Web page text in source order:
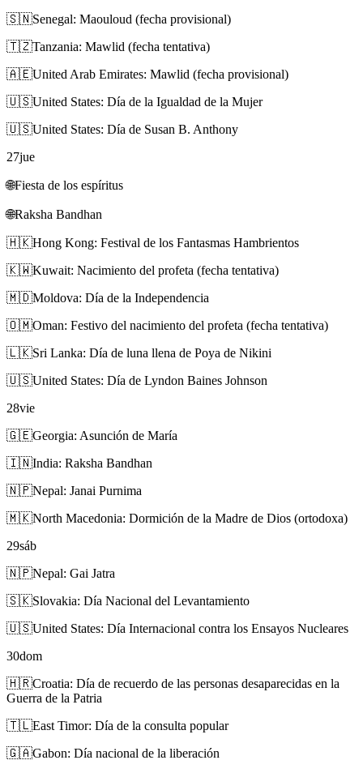
🇸🇳Senegal: Maouloud (fecha provisional)
🇹🇿Tanzania: Mawlid (fecha tentativa)
🇦🇪United Arab Emirates: Mawlid (fecha provisional)
🇺🇸United States: Día de la Igualdad de la Mujer
🇺🇸United States: Día de Susan B. Anthony
27jue
🌐Fiesta de los espíritus
🌐Raksha Bandhan
🇭🇰Hong Kong: Festival de los Fantasmas Hambrientos
🇰🇼Kuwait: Nacimiento del profeta (fecha tentativa)
🇲🇩Moldova: Día de la Independencia
🇴🇲Oman: Festivo del nacimiento del profeta (fecha tentativa)
🇱🇰Sri Lanka: Día de luna llena de Poya de Nikini
🇺🇸United States: Día de Lyndon Baines Johnson
28vie
🇬🇪Georgia: Asunción de María
🇮🇳India: Raksha Bandhan
🇳🇵Nepal: Janai Purnima
🇲🇰North Macedonia: Dormición de la Madre de Dios (ortodoxa)
29sáb
🇳🇵Nepal: Gai Jatra
🇸🇰Slovakia: Día Nacional del Levantamiento
🇺🇸United States: Día Internacional contra los Ensayos Nucleares
30dom
🇭🇷Croatia: Día de recuerdo de las personas desaparecidas en la
Guerra de la Patria
🇹🇱East Timor: Día de la consulta popular
🇬🇦Gabon: Día nacional de la liberación